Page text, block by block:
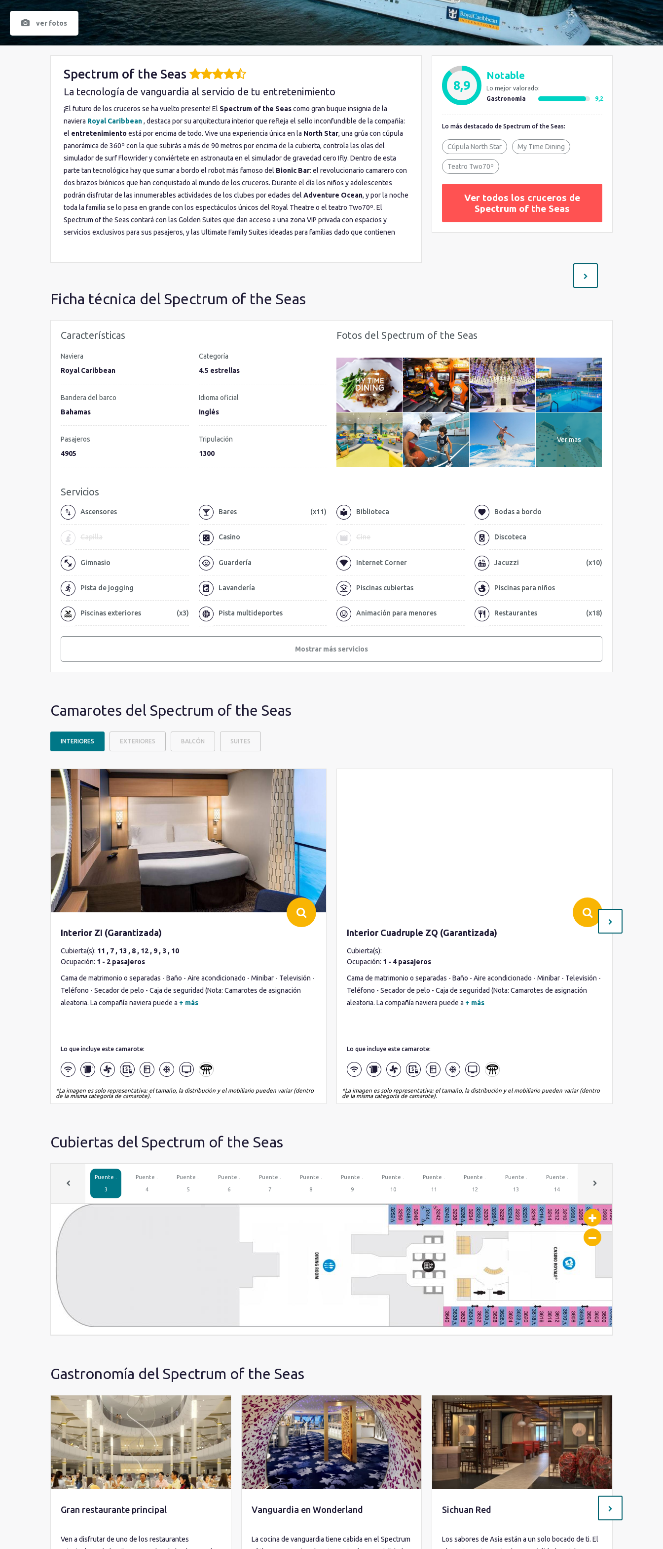
ver fotos
Spectrum of the Seas
La tecnología de vanguardia al servicio de tu entretenimiento
¡El futuro de los cruceros se ha vuelto presente! El Spectrum of the Seascomo gran buque insignia de la
naviera Royal Caribbean, destaca por su arquitectura interior que refleja el sello inconfundible de la compañía:
el entretenimiento está por encima de todo. Vive una experiencia única en la North Star, una grúa con cúpula
panorámica de 360º con la que subirás a más de 90 metros por encima de la cubierta, controla las olas del
simulador de surf Flowrider y conviértete en astronauta en el simulador de gravedad cero Ifly. Dentro de esta
parte tan tecnológica hay que sumar a bordo el robot más famoso del Bionic Bar: el revolucionario camarero con
dos brazos biónicos que han conquistado al mundo de los cruceros. Durante el día los niños y adolescentes
podrán disfrutar de las innumerables actividades de los clubes por edades del Adventure Ocean, y por la noche
toda la familia se lo pasa en grande con los espectáculos únicos del Royal Theatre o el teatro Two70º. El
Spectrum of the Seas contará con las Golden Suites que dan acceso a una zona VIP privada con espacios y
servicios exclusivos para sus pasajeros, y las Ultimate Family Suites ideadas para familias dado que contienen
8,9
Notable
Lo mejor valorado:
Gastronomía
9,2
Lo más destacado de Spectrum of the Seas:
Cúpula North Star My Time Dining
Teatro Two70º
Ver todos los cruceros de
Spectrum of the Seas
Ficha técnica del Spectrum of the Seas
Características
Naviera
Royal Caribbean
Categoría
4.5 estrellas
Bandera del barco
Bahamas
Idioma oficial
Inglés
Pasajeros
4905
Tripulación
1300
Fotos del Spectrum of the Seas
Ver mas
Servicios
Ascensores Bares (x11) Biblioteca Bodas a bordo
Capilla Casino Cine Discoteca
Gimnasio Guardería Internet Corner Jacuzzi (x10)
Pista de jogging Lavandería Piscinas cubiertas Piscinas para niños
Piscinas exteriores (x3) Pista multideportes Animación para menores Restaurantes (x18)
Mostrar más servicios
Camarotes del Spectrum of the Seas
INTERIORES EXTERIORES BALCÓN SUITES
Interior ZI (Garantizada)
Cubierta(s): 11 , 7 , 13 , 8 , 12 , 9 , 3 , 10
Ocupación: 1 - 2 pasajeros
Cama de matrimonio o separadas - Baño - Aire acondicionado - Minibar - Televisión -
Teléfono - Secador de pelo - Caja de seguridad (Nota: Camarotes de asignación
aleatoria. La compañía naviera puede a + más
Lo que incluye este camarote:
*La imagen es solo representativa: el tamaño, la distribución y el mobiliario pueden variar (dentro
de la misma categoría de camarote).
Interior Cuadruple ZQ (Garantizada)
Cubierta(s):
Ocupación: 1 - 4 pasajeros
Cama de matrimonio o separadas - Baño - Aire acondicionado - Minibar - Televisión -
Teléfono - Secador de pelo - Caja de seguridad (Nota: Camarotes de asignación
aleatoria. La compañía naviera puede a + más
Lo que incluye este camarote:
*La imagen es solo representativa: el tamaño, la distribución y el mobiliario pueden variar (dentro
de la misma categoría de camarote).
Cubiertas del Spectrum of the Seas
Puente .
3
Puente .
4
Puente .
5
Puente .
6
Puente .
7
Puente .
8
Puente .
9
Puente .
10
Puente .
11
Puente .
12
Puente .
13
Puente .
14
Gastronomía del Spectrum of the Seas
Gran restaurante principal
Ven a disfrutar de uno de los restaurantes
Vanguardia en Wonderland
La cocina de vanguardia tiene cabida en el Spectrum
Sichuan Red
Los sabores de Asia están a un solo bocado de ti. El